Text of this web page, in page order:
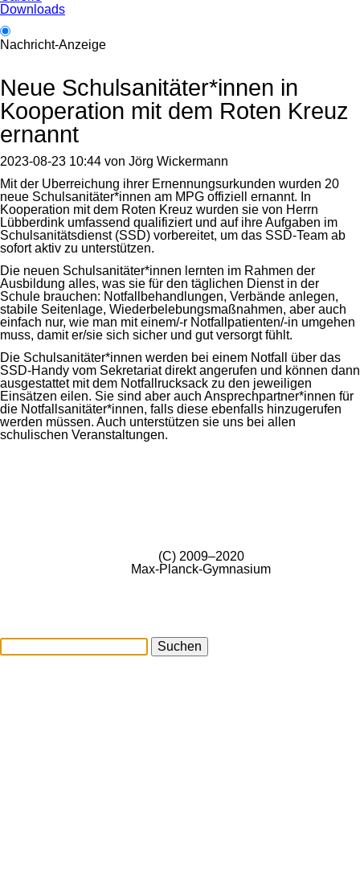
Downloads
Nachricht-Anzeige
Neue Schulsanitäter*innen in
Kooperation mit dem Roten Kreuz
ernannt
2023-08-23 10:44 von Jörg Wickermann
Mit der Überreichung ihrer Ernennungsurkunden wurden 20
neue Schulsanitäter*innen am MPG offiziell ernannt. In
Kooperation mit dem Roten Kreuz wurden sie von Herrn
Lübberdink umfassend qualifiziert und auf ihre Aufgaben im
Schulsanitätsdienst (SSD) vorbereitet, um das SSD-Team ab
sofort aktiv zu unterstützen.
Die neuen Schulsanitäter*innen lernten im Rahmen der
Ausbildung alles, was sie für den täglichen Dienst in der
Schule brauchen: Notfallbehandlungen, Verbände anlegen,
stabile Seitenlage, Wiederbelebungsmaßnahmen, aber auch
einfach nur, wie man mit einem/-r Notfallpatienten/-in umgehen
muss, damit er/sie sich sicher und gut versorgt fühlt.
Die Schulsanitäter*innen werden bei einem Notfall über das
SSD-Handy vom Sekretariat direkt angerufen und können dann
ausgestattet mit dem Notfallrucksack zu den jeweiligen
Einsätzen eilen. Sie sind aber auch Ansprechpartner*innen für
die Notfallsanitäter*innen, falls diese ebenfalls hinzugerufen
werden müssen. Auch unterstützen sie uns bei allen
schulischen Veranstaltungen.
(C) 2009–2020
Max-Planck-Gymnasium
Suchen